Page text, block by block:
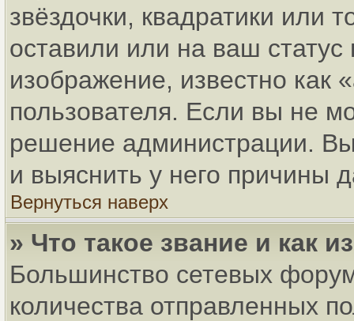
звёздочки, квадратики или
оставили или на ваш
изображение, известно как
пользователя. Если вы не
решение администрации.
и выяснить у него причины
Вернуться наверх
» Что такое звание и как
Большинство сетевых
количества отправленных